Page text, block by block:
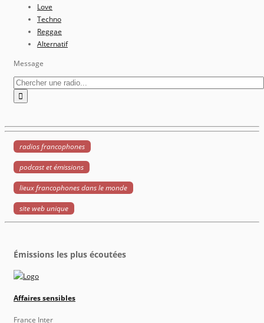
Love
Techno
Reggae
Alternatif
Message
radios francophones
podcast et émissions
lieux francophones dans le monde
site web unique
Émissions les plus écoutées
Affaires sensibles
France Inter